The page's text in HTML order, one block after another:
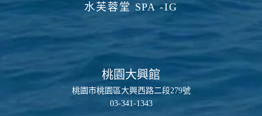
水芙蓉堂 SPA -IG
桃園大興館
桃園市桃園區大興西路二段279號
03-341-1343